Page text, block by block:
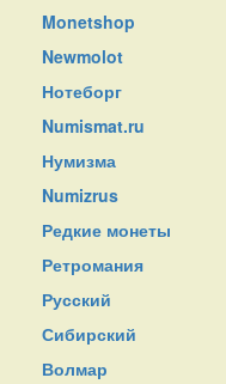
Monetshop
Newmolot
Нотеборг
Numismat.ru
Нумизма
Numizrus
Редкие монеты
Ретромания
Русский
Сибирский
Волмар